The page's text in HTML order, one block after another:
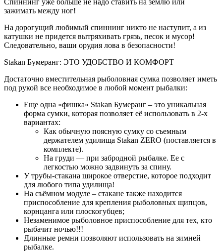
Спиннинг уже больше не надо ставить на землю или
зажимать между ног!
На дорогущий любимый спиннинг никто не наступит, а из
катушки не придется вытряхивать грязь, песок и мусор!
Следовательно, ваши орудия лова в безопасности!
Stakan Бумеранг: ЭТО УДОБСТВО И КОМФОРТ
Достаточно вместительная рыболовная сумка позволяет иметь
под рукой все необходимое в любой момент рыбалки:
Еще одна «фишка» Stakan Бумеранг – это уникальная
форма сумки, которая позволяет её использовать в 2-х
вариантах:
Как обычную поясную сумку со съемным
держателем удилища Stakan ZERO (поставляется в
комплекте).
На груди — при забродной рыбалке. Ее с
легкостью можно задвинуть за спину.
У трубы-стакана широкое отверстие, которое подходит
для любого типа удилища!
На съёмном модуле – стакане также находится
приспособление для крепления рыболовных щипцов,
корнцанга или плоскогубцев;
Незаменимое рыболовное приспособление для тех, кто
рыбачит ночью!!!
Длинные ремни позволяют использовать на зимней
рыбалке.